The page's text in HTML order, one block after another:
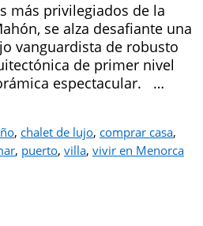
más privilegiados de la
se alza desafiante una
vanguardista de robusto
de primer nivel
espectacular. …
, chalet de lujo, comprar casa,
, puerto, villa, vivir en Menorca